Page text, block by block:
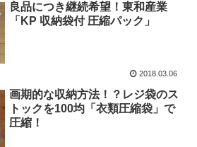
良品につき継続希望！東和産業
「KP 収納袋付 圧縮パック」
2018.03.06
画期的な収納方法！？レジ袋のス
トックを100均「衣類圧縮袋」で
圧縮！